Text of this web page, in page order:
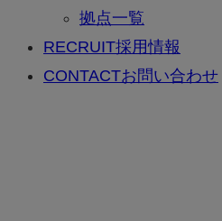
拠点一覧
RECRUIT採用情報
CONTACTお問い合わせ